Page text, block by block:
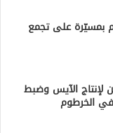
على تجمع
لإنتاج الآيس وضبط